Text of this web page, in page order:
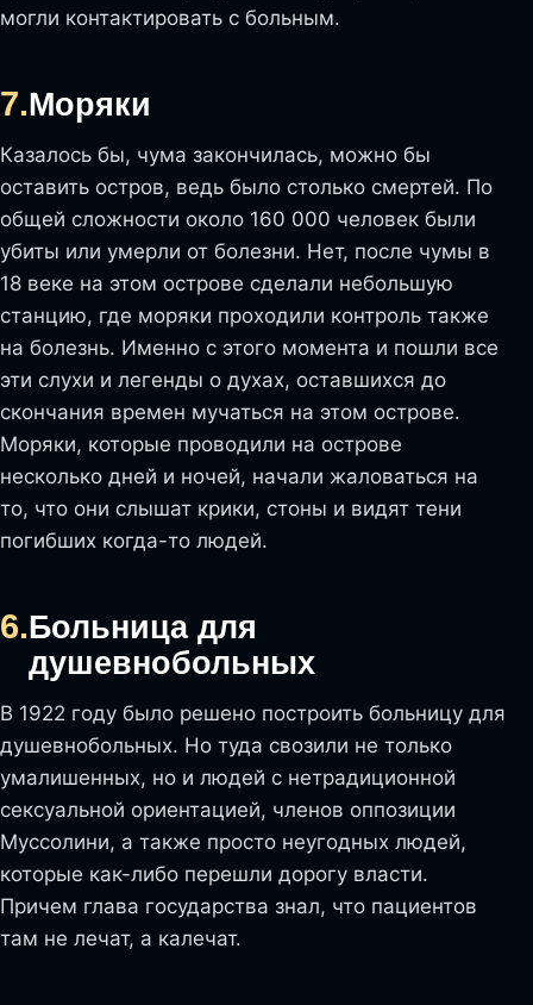
могли контактировать с больным.
7.Моряки
Казалось бы, чума закончилась, можно бы
оставить остров, ведь было столько смертей. По
общей сложности около 160 000 человек были
убиты или умерли от болезни. Нет, после чумы в
18 веке на этом острове сделали небольшую
станцию, где моряки проходили контроль также
на болезнь. Именно с этого момента и пошли все
эти слухи и легенды о духах, оставшихся до
скончания времен мучаться на этом острове.
Моряки, которые проводили на острове
несколько дней и ночей, начали жаловаться на
то, что они слышат крики, стоны и видят тени
погибших когда-то людей.
6.Больница для
душевнобольных
В 1922 году было решено построить больницу для
душевнобольных. Но туда свозили не только
умалишенных, но и людей с нетрадиционной
сексуальной ориентацией, членов оппозиции
Муссолини, а также просто неугодных людей,
которые как-либо перешли дорогу власти.
Причем глава государства знал, что пациентов
там не лечат, а калечат.